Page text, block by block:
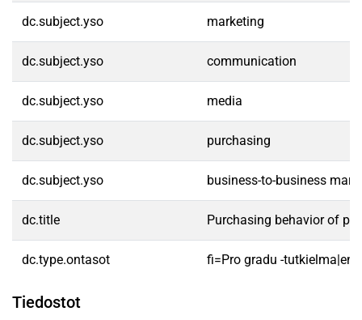
dc.subject.yso marketing
dc.subject.yso communication
dc.subject.yso media
dc.subject.yso purchasing
dc.subject.yso business-to-business
dc.title Purchasing behavior of
dc.type.ontasot fi=Pro gradu -
Tiedostot